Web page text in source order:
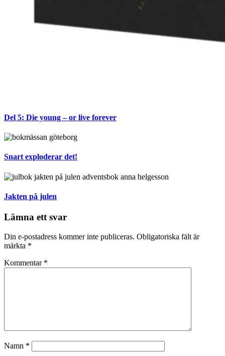
Del 5: Die young – or live forever
Snart exploderar det!
Jakten på julen
Lämna ett svar
Din e-postadress kommer inte publiceras. Obligatoriska fält är
märkta *
Kommentar *
Namn *